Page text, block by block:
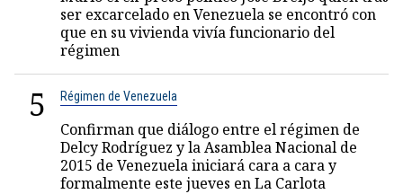
ser excarcelado en Venezuela se encontró con
que en su vivienda vivía funcionario del
régimen
5 Régimen de Venezuela
Confirman que diálogo entre el régimen de
Delcy Rodríguez y la Asamblea Nacional de
2015 de Venezuela iniciará cara a cara y
formalmente este jueves en La Carlota